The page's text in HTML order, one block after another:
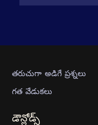
తరుచుగా అడిగే ప్రశ్నలు
గత వేడుకలు
డౌన్లోడ్స్